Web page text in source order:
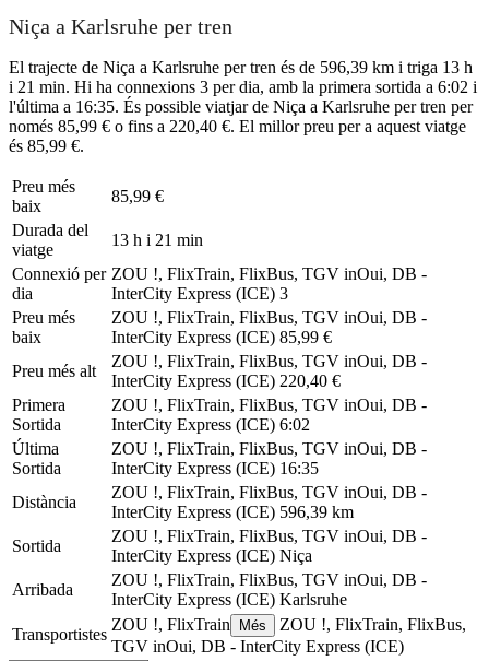
Niça a Karlsruhe per tren
El trajecte de Niça a Karlsruhe per tren és de 596,39 km i triga 13 h
i 21 min. Hi ha connexions 3 per dia, amb la primera sortida a 6:02 i
l'última a 16:35. És possible viatjar de Niça a Karlsruhe per tren per
només 85,99 € o fins a 220,40 €. El millor preu per a aquest viatge
és 85,99 €.
Preu més
baix
85,99 €
Durada del
viatge
13 h i 21 min
Connexió per
dia
ZOU !, FlixTrain, FlixBus, TGV inOui, DB -
InterCity Express (ICE) 3
Preu més
baix
ZOU !, FlixTrain, FlixBus, TGV inOui, DB -
InterCity Express (ICE) 85,99 €
Preu més alt
ZOU !, FlixTrain, FlixBus, TGV inOui, DB -
InterCity Express (ICE) 220,40 €
Primera
Sortida
ZOU !, FlixTrain, FlixBus, TGV inOui, DB -
InterCity Express (ICE) 6:02
Última
Sortida
ZOU !, FlixTrain, FlixBus, TGV inOui, DB -
InterCity Express (ICE) 16:35
Distància
ZOU !, FlixTrain, FlixBus, TGV inOui, DB -
InterCity Express (ICE) 596,39 km
Sortida
ZOU !, FlixTrain, FlixBus, TGV inOui, DB -
InterCity Express (ICE) Niça
Arribada
ZOU !, FlixTrain, FlixBus, TGV inOui, DB -
InterCity Express (ICE) Karlsruhe
Transportistes
ZOU !, FlixTrain Més
ZOU !, FlixTrain, FlixBus,
TGV inOui, DB - InterCity Express (ICE)
©CARTO, ©OpenStreetMapcontributors